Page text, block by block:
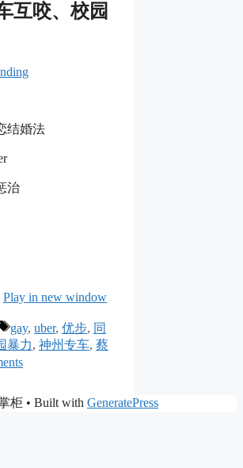
互咬、校园
结婚法
治
Play in new window
Tags
gay, uber, 优步, 同
暴力, 神州专车, 蔡
柜 • Built with GeneratePress